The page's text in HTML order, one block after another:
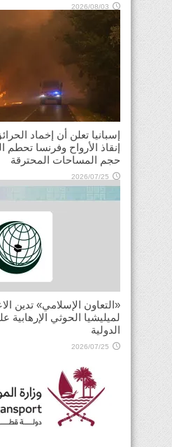
2026/08/03
إسبانيا تعلن أن إخماد
إنقاذ الأرواح وفرنسا
حجم المساحات المحترقة
2026/07/25
«التعاون الإسلامي» تدين
لميليشيا الحوثي الإرهابية
الدولية
2026/07/25